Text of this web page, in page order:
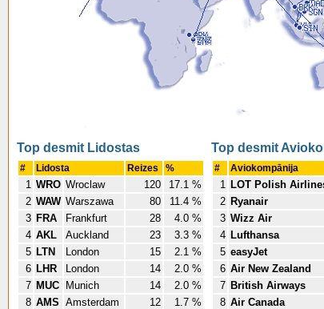
Top desmit Lidostas
# Lidosta Reizes %
1 WRO Wroclaw 120
17.1 %
2 WAW Warszawa 80
11.4 %
3 FRA Frankfurt 28
4.0 %
4 AKL Auckland 23
3.3 %
5 LTN London 15
2.1 %
6 LHR London 14
2.0 %
7 MUC Munich 14
2.0 %
8 AMS Amsterdam 12 1.7 %
Top desmit
# Aviokompānija
1 LOT Polish
2 Ryanair
3 Wizz Air
4 Lufthansa
5 easyJet
6 Air New Zealand
7 British Airways
8 Air Canada